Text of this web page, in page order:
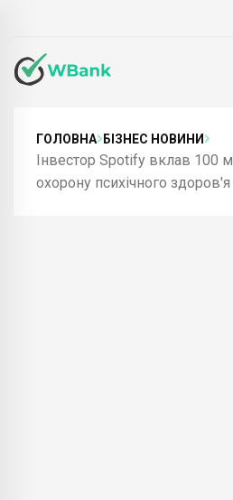
ГОЛОВНА БІЗНЕС НОВИНИ
Інвестор Spotify вклав 100
охорону психічного здоров'я .